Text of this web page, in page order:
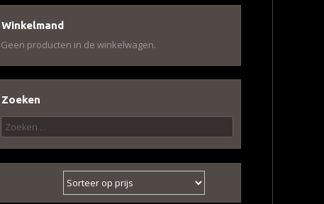
Winkelmand
Geen producten in de winkelwagen.
Zoeken
Zoeken
naar: